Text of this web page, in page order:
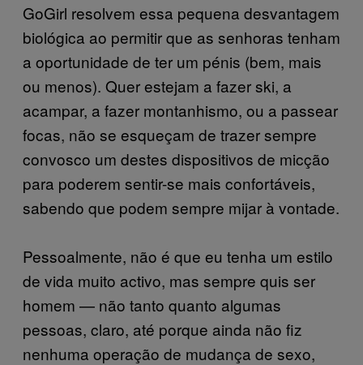
GoGirl resolvem essa pequena desvantagem
biológica ao permitir que as senhoras tenham
a oportunidade de ter um pénis (bem, mais
ou menos). Quer estejam a fazer ski, a
acampar, a fazer montanhismo, ou a passear
focas, não se esqueçam de trazer sempre
convosco um destes dispositivos de micção
para poderem sentir-se mais confortáveis,
sabendo que podem sempre mijar à vontade.
Pessoalmente, não é que eu tenha um estilo
de vida muito activo, mas sempre quis ser
homem — não tanto quanto algumas
pessoas, claro, até porque ainda não fiz
nenhuma operação de mudança de sexo,